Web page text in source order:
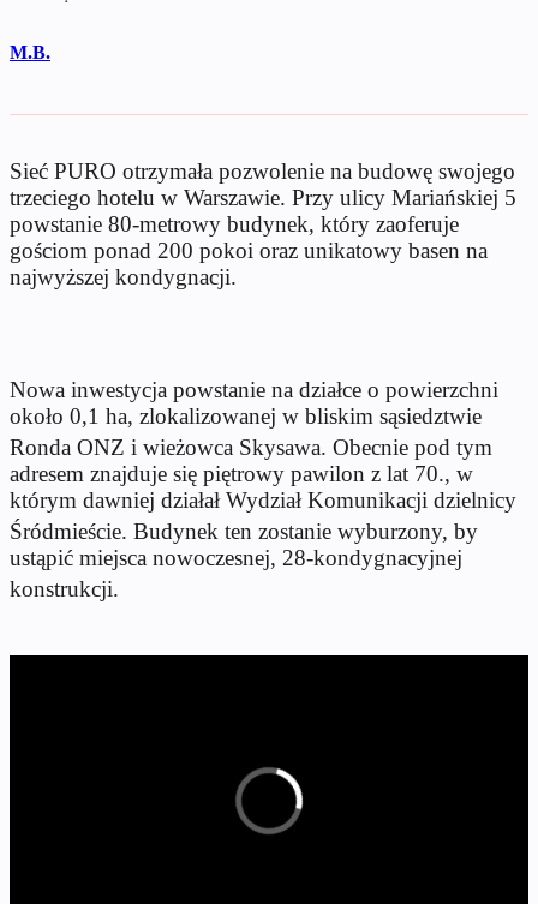
M.B.
Sieć PURO otrzymała pozwolenie na budowę swojego
trzeciego hotelu w Warszawie. Przy ulicy Mariańskiej 5
powstanie 80-metrowy budynek, który zaoferuje
gościom ponad 200 pokoi oraz unikatowy basen na
najwyższej kondygnacji.
Nowa inwestycja powstanie na działce o powierzchni
około 0,1 ha, zlokalizowanej w bliskim sąsiedztwie
Ronda ONZ i wieżowca Skysawa. Obecnie pod tym
adresem znajduje się piętrowy pawilon z lat 70., w
którym dawniej działał Wydział Komunikacji dzielnicy
Śródmieście. Budynek ten zostanie wyburzony, by
ustąpić miejsca nowoczesnej, 28-kondygnacyjnej
konstrukcji.